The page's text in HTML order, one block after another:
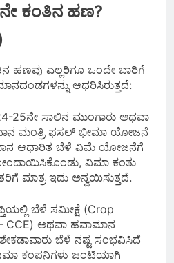
ಕಂತಿನ ಹಣ?
ಎಲ್ಲರಿಗೂ ಒಂದೇ ಬಾರಿಗೆ
ಆಧರಿಸಿರುತ್ತದೆ:
25ನೇ ಸಾಲಿನ ಮುಂಗಾರು ಅಥವಾ
ಮಂತ್ರಿ ಫಸಲ್ ಭೀಮಾ ಯೋಜನೆ
ಆಧಾರಿತ ಬೆಳೆ ವಿಮೆ ಯೋಜನೆಗೆ
ವಿಮಾ ಕಂತು
ಮಾತ್ರ ಇದು ಅನ್ವಯಿಸುತ್ತದೆ.
ಬೆಳೆ ಸಮೀಕ್ಷೆ (Crop
CCE) ಅಥವಾ ಹವಾಮಾನ
ಬೆಳೆ ನಷ್ಟ ಸಂಭವಿಸಿದೆ
ಕಂಪನಿಗಳು ಜಂಟಿಯಾಗಿ